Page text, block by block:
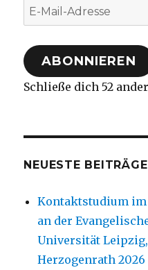
E-
Mail-
Adresse
ABONNIEREN
Schließe dich 52
NEUESTE BEITRÄGE
Kontaktstudium im
an der
Universität
Herzogenrath 2026